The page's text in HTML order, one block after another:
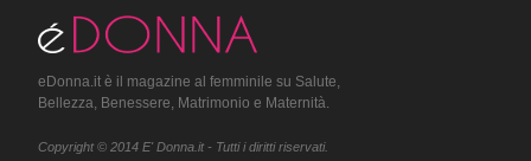
eDonna.it è il magazine al femminile su Salute,
Bellezza, Benessere, Matrimonio e Maternità.
Copyright © 2014 E' Donna.it - Tutti i diritti riservati.